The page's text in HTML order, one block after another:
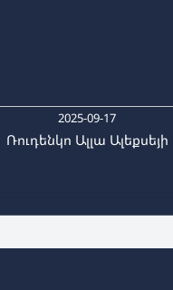
2025-09-17
Ռուդենկո Ալլա Ալեքսեյի